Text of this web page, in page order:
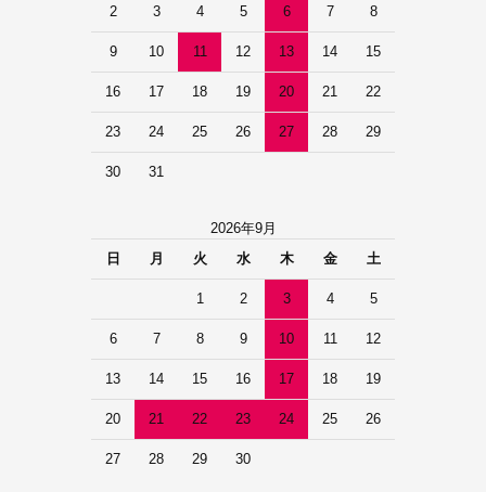
2 3 4 5 6 7 8
9 10 11 12 13 14 15
16 17 18 19 20 21 22
23 24 25 26 27 28 29
30 31
2026年9月
日
月 火 水 木 金 土
1 2 3 4 5
6 7 8 9 10 11 12
13 14 15 16 17 18 19
20 21 22 23 24 25 26
27 28 29 30